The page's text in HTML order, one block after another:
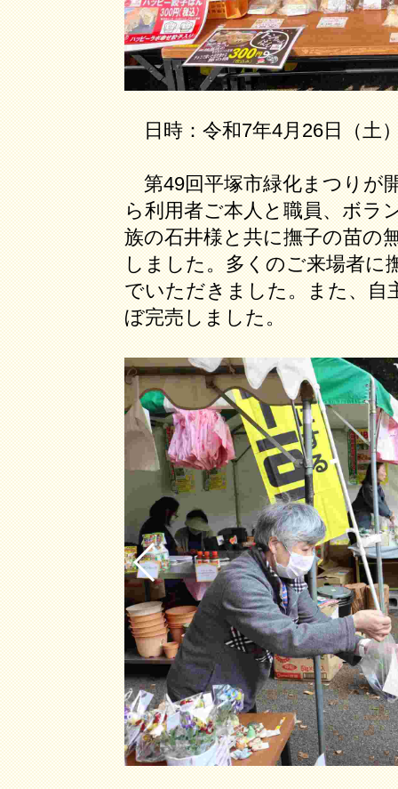
日時：令和7年4月26日（土
第49回平塚市緑化まつりが
ら利用者ご本人と職員、ボラ
族の石井様と共に撫子の苗の
しました。多くのご来場者に
でいただきました。また、自
ぼ完売しました。